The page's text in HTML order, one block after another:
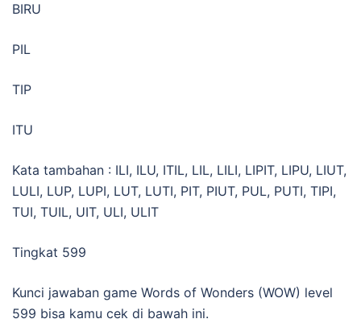
BIRU
PIL
TIP
ITU
Kata tambahan : ILI, ILU, ITIL, LIL, LILI, LIPIT, LIPU, LIUT,
LULI, LUP, LUPI, LUT, LUTI, PIT, PIUT, PUL, PUTI, TIPI,
TUI, TUIL, UIT, ULI, ULIT
Tingkat 599
Kunci jawaban game Words of Wonders (WOW) level
599 bisa kamu cek di bawah ini.